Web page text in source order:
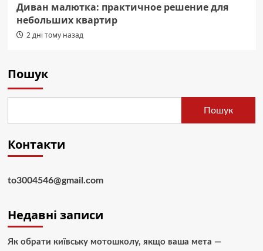
Диван малютка: практичное решение для
небольших квартир
2 дні тому назад
Пошук
Пошук
Контакти
to3004546@gmail.com
Недавні записи
Як обрати київську мотошколу, якщо ваша мета —